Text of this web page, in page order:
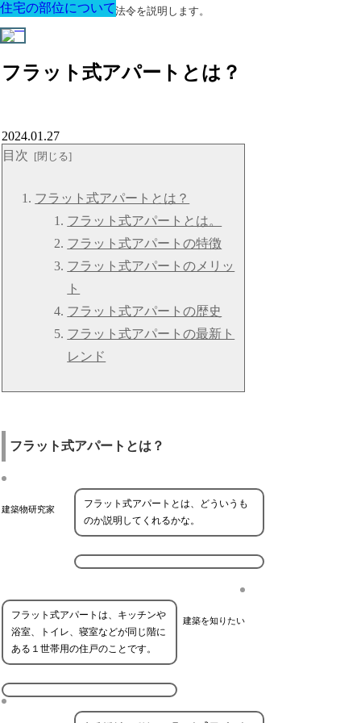
建築に関する用語と関連法令を説明します。
フラット式アパートとは？
住宅の部位について
2024.01.27
目次
フラット式アパートとは？
フラット式アパートとは。
フラット式アパートの特徴
フラット式アパートのメリッ
ト
フラット式アパートの歴史
フラット式アパートの最新ト
レンド
フラット式アパートとは？
建築物研究家
フラット式アパートとは、どういうも
のか説明してくれるかな。
建築を知りたい
フラット式アパートは、キッチンや
浴室、トイレ、寝室などが同じ階に
ある１世帯用の住戸のことです。
住宅の部位について
住宅の部位について
住宅の部位について
住宅の部位について
住宅の部位について
住宅の部位について